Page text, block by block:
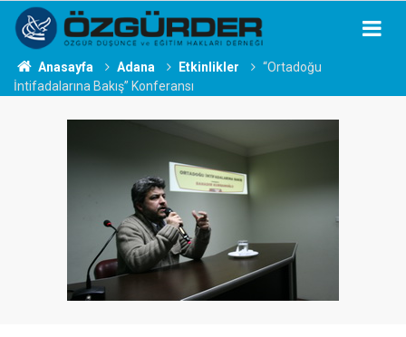
Anasayfa Adana Etkinlikler
“Ortadoğu
İntifadalarına Bakış” Konferansı